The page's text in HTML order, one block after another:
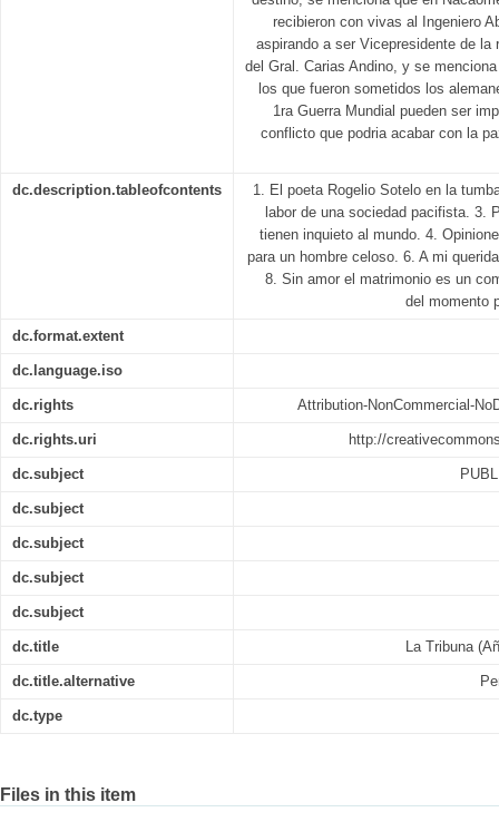
recibieron con vivas al Ingeniero
aspirando a ser Vicepresidente de la
del Gral. Carias Andino, y se
los que fueron sometidos los
1ra Guerra Mundial pueden ser
conflicto que podria acabar con la
dc.description.tableofcontents
1. El poeta Rogelio Sotelo en la
labor de una sociedad pacifista. 3.
tienen inquieto al mundo. 4.
para un hombre celoso. 6. A mi
8. Sin amor el matrimonio es un
del momento
dc.format.extent
dc.language.iso
dc.rights Attribution-NonCommercial-
dc.rights.uri http://
dc.subject
dc.subject
dc.subject
dc.subject
dc.subject
dc.title La Tribuna
dc.title.alternative
dc.type
Files in this item